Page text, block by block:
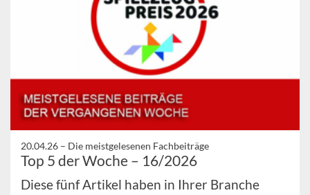
20.04.26 – Die meistgelesenen Fachbeiträge
Top 5 der Woche – 16/2026
Diese fünf Artikel haben in Ihrer Branche